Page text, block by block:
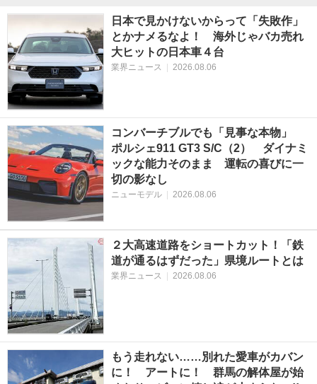
日本で見かけないからって「失敗作」
とかナメるなよ！ 海外じゃバカ売れ
大ヒットの日本車４台
業界ニュース 2026.08.06
コンバーチブルでも「見事な本物」
ポルシェ911 GT3 S/C（2） ダイナミ
ックな能力そのまま 運転の喜びに一
切の影なし
ニューモデル 2026.08.06
２大高速道路をショートカット！「鉄
道が通るはずだった」県境ルートとは
業界ニュース 2026.08.06
もう走れない……別れた愛車がカバン
に！ アートに！ 群馬の解体屋が始